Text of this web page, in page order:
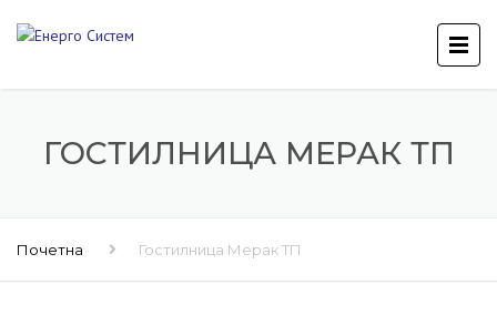
ГОСТИЛНИЦА МЕРАК ТП
Почетна Гостилница Мерак ТП